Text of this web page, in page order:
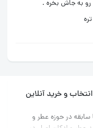
.
آنلاین
عطر و